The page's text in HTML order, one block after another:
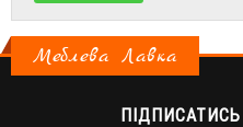
Меблева Лавка